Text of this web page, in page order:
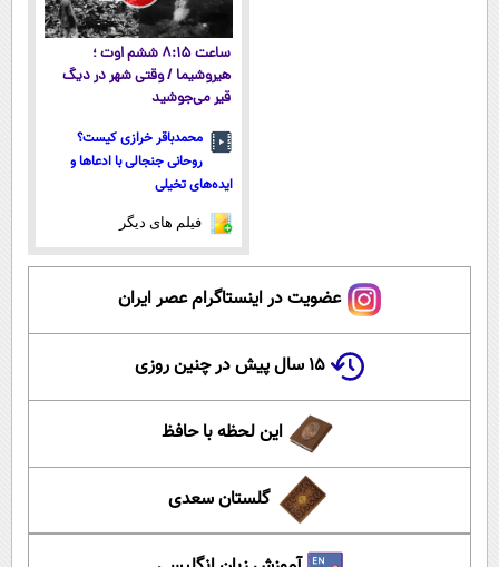
ساعت ۸:۱۵ ششم اوت ؛
هیروشیما / وقتی شهر در دیگ
قیر می‌جوشید
محمدباقر خرازی کیست؟
روحانی جنجالی با ادعاها و
ایده‌های تخیلی
فیلم های دیگر
عضویت در اینستاگرام عصر ایران
۱۵ سال پیش در چنین روزی
این لحظه با حافظ
گلستان سعدی